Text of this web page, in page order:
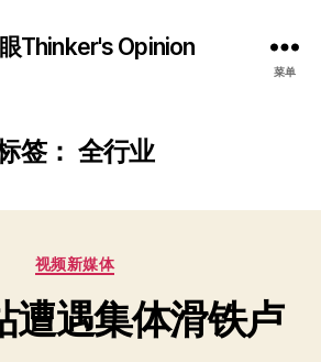
Thinker's Opinion
菜单
签： 全行业
分
视频新媒体
遭遇集体滑铁卢